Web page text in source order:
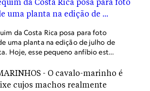
da Costa Rica posa para foto
uma planta na edição de julho de
Hoje, esse pequeno anfíbio está
a alterações ambientais fruto
climáticas.